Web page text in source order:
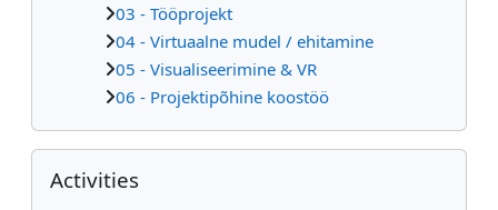
03 - Tööprojekt
04 - Virtuaalne mudel / ehitamine
05 - Visualiseerimine & VR
06 - Projektipõhine koostöö
Skip Activities
Activities